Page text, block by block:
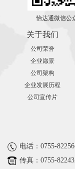
怡达通微信公
关于我们
公司荣誉
企业愿景
公司架构
企业发展历程
公司宣传片
电话：0755-
传真：0755-